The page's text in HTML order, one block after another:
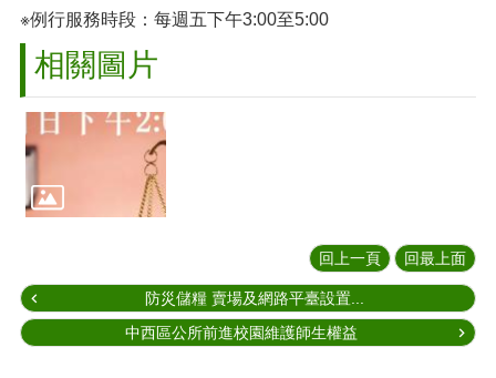
※例行服務時段：每週五下午3:00至5:00
相關圖片
回上一頁 回最上面
防災儲糧 賣場及網路平臺設置...
中西區公所前進校園維護師生權益